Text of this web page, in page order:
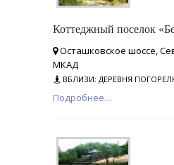
Коттеджный поселок
Осташковское шоссе,
МКАД
ВБЛИЗИ: ДЕРЕВНЯ
Подробнее…